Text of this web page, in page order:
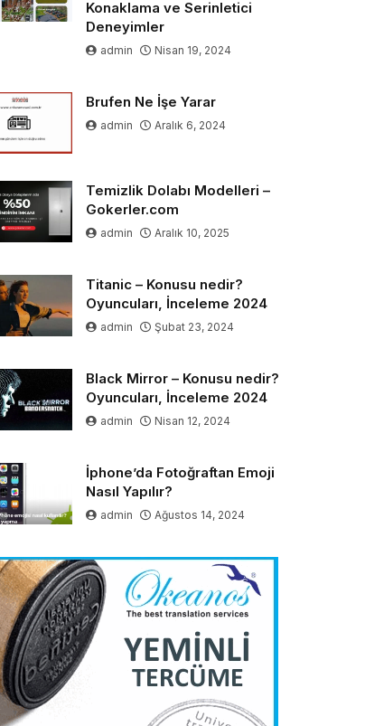
Konaklama ve Serinletici
Deneyimler
admin Nisan 19, 2024
Brufen Ne İşe Yarar
admin Aralık 6, 2024
Temizlik Dolabı Modelleri –
Gokerler.com
admin Aralık 10, 2025
Titanic – Konusu nedir?
Oyuncuları, İnceleme 2024
admin Şubat 23, 2024
Black Mirror – Konusu nedir?
Oyuncuları, İnceleme 2024
admin Nisan 12, 2024
İphone’da Fotoğraftan Emoji
Nasıl Yapılır?
admin Ağustos 14, 2024